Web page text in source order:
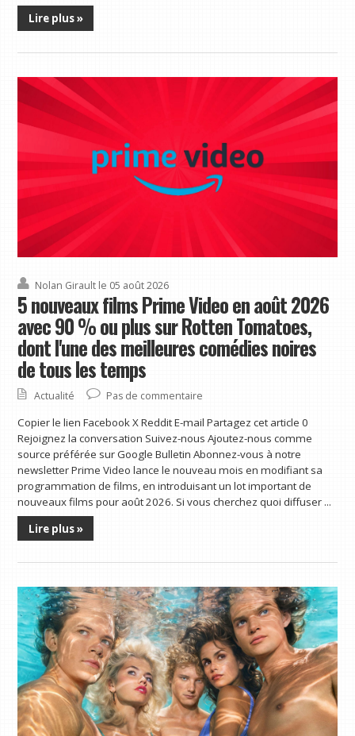
Lire plus »
Nolan Girault le 05 août 2026
5 nouveaux films Prime Video en août 2026
avec 90 % ou plus sur Rotten Tomatoes,
dont l'une des meilleures comédies noires
de tous les temps
Actualité Pas de commentaire
Copier le lien Facebook X Reddit E-mail Partagez cet article 0
Rejoignez la conversation Suivez-nous Ajoutez-nous comme
source préférée sur Google Bulletin Abonnez-vous à notre
newsletter Prime Video lance le nouveau mois en modifiant sa
programmation de films, en introduisant un lot important de
nouveaux films pour août 2026. Si vous cherchez quoi diffuser ...
Lire plus »